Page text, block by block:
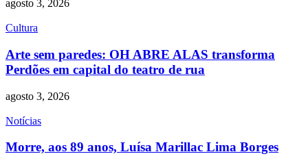
agosto 3, 2026
Cultura
Arte sem paredes: OH ABRE ALAS transforma
Perdões em capital do teatro de rua
agosto 3, 2026
Notícias
Morre, aos 89 anos, Luísa Marillac Lima Borges